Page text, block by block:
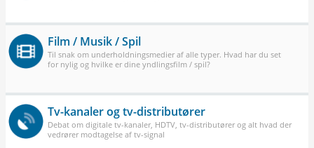
Film / Musik / Spil
Til snak om underholdningsmedier af alle typer. Hvad har du set
for nylig og hvilke er dine yndlingsfilm / spil?
Tv-kanaler og tv-distributører
Debat om digitale tv-kanaler, HDTV, tv-distributører og alt hvad der
vedrører modtagelse af tv-signal